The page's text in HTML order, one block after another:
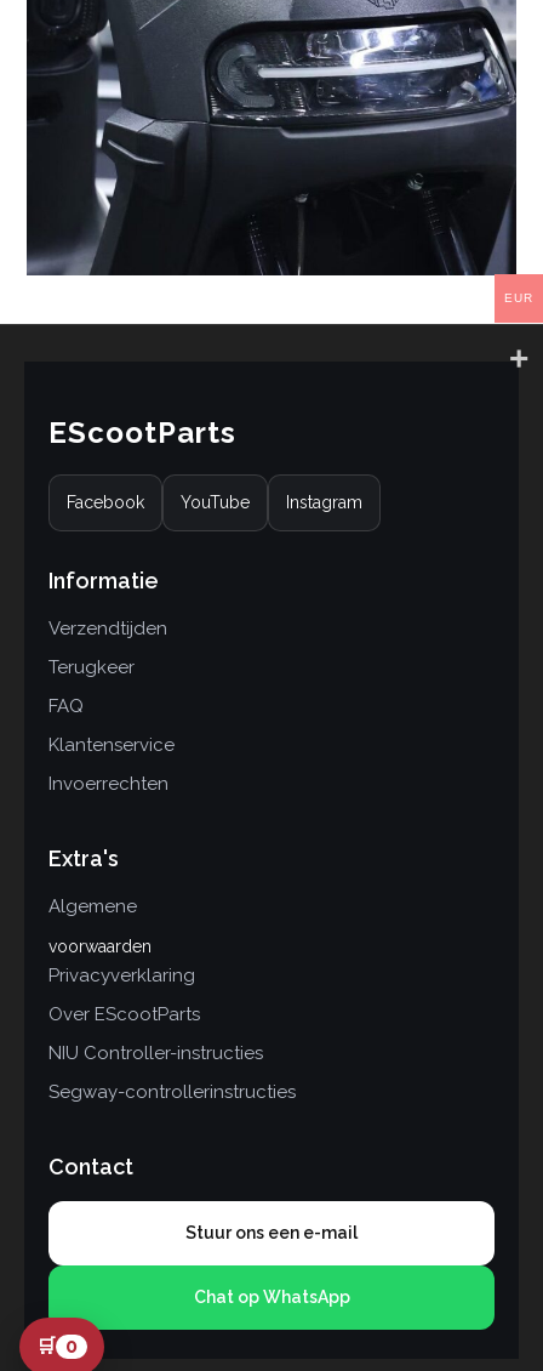
EScootParts
Facebook YouTube Instagram
Informatie
Verzendtijden
Terugkeer
FAQ
Klantenservice
Invoerrechten
Extra's
Algemene
voorwaarden
Privacyverklaring
Over EScootParts
NIU Controller-instructies
Segway-controllerinstructies
Contact
Stuur ons een e-mail
Chat op WhatsApp
🛒 0
EUR